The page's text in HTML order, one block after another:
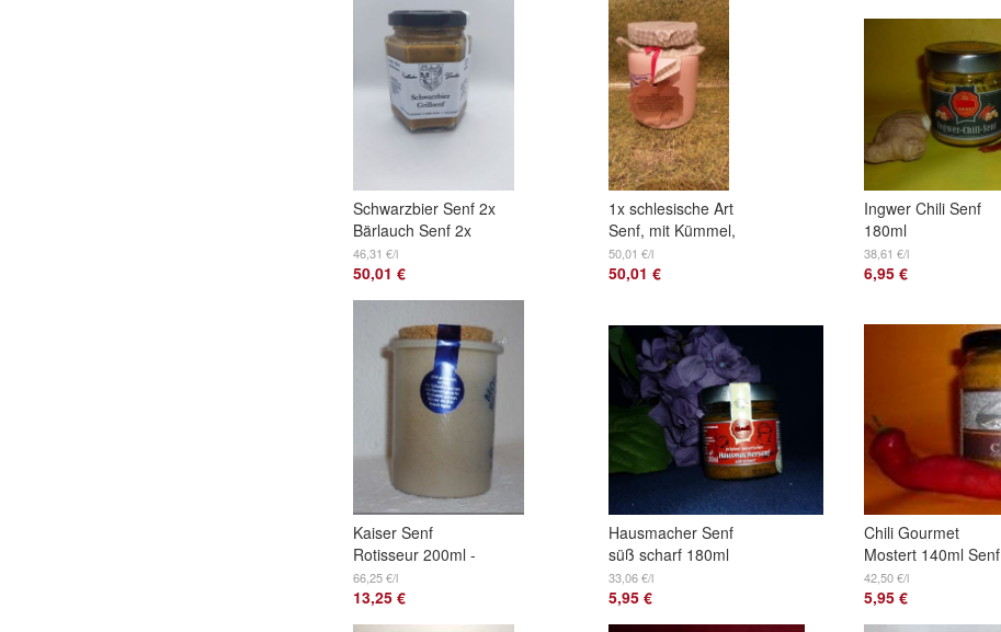
Schwarzbier Senf 2x
Bärlauch Senf 2x
Haussenf scharf 2x
also 1080ml
46,31 €/l
50,01 €
1x schlesische Art
Senf, mit Kümmel,
1x UR Rezept , 1x
Honig Mohn Senf je
50,01 €/l
50,01 €
Ingwer Chili Senf
180ml
38,61 €/l
6,95 €
Kaiser Senf
Rotisseur 200ml -
Monschau vegan
66,25 €/l
13,25 €
Hausmacher Senf
süß scharf 180ml
bayrisch
33,06 €/l
5,95 €
Chili Gourmet
Mostert 140ml Senf
42,50 €/l
5,95 €